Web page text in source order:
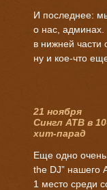
И последнее:
о нас, админах.
в нижней части
ну и кое-что
21 ноября
Сингл ATB в
хит-парад
Еще одно очень
the DJ” нашего
1 место среди